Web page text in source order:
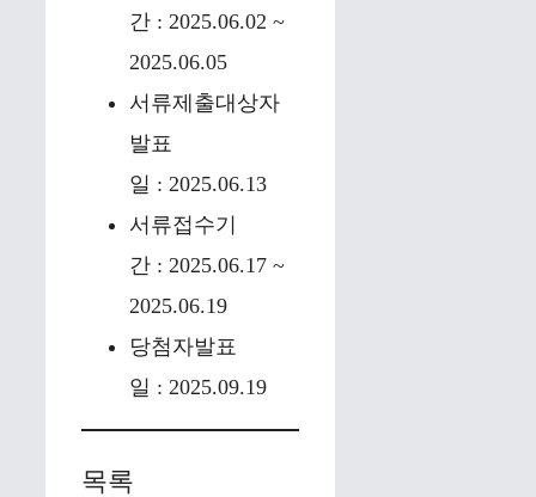
간 : 2025.06.02 ~
2025.06.05
서류제출대상자
발표
일 : 2025.06.13
서류접수기
간 : 2025.06.17 ~
2025.06.19
당첨자발표
일 : 2025.09.19
목록